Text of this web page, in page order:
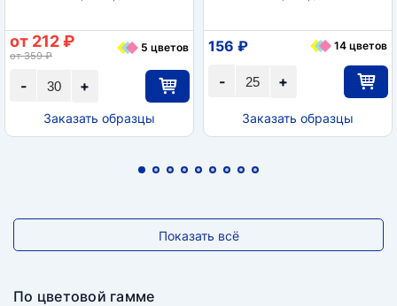
+
-
от 212 ₽
от 359 ₽
5 цветов
Заказать образцы
+
-
156 ₽ 14 цветов
Заказать образцы
Показать всё
По цветовой гамме